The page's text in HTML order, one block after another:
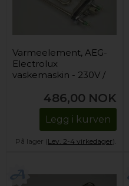
Varmeelement, AEG-
Electrolux
vaskemaskin - 230V /
486,00 NOK
Legg i kurven
På lager (Lev. 2-4 virkedager).